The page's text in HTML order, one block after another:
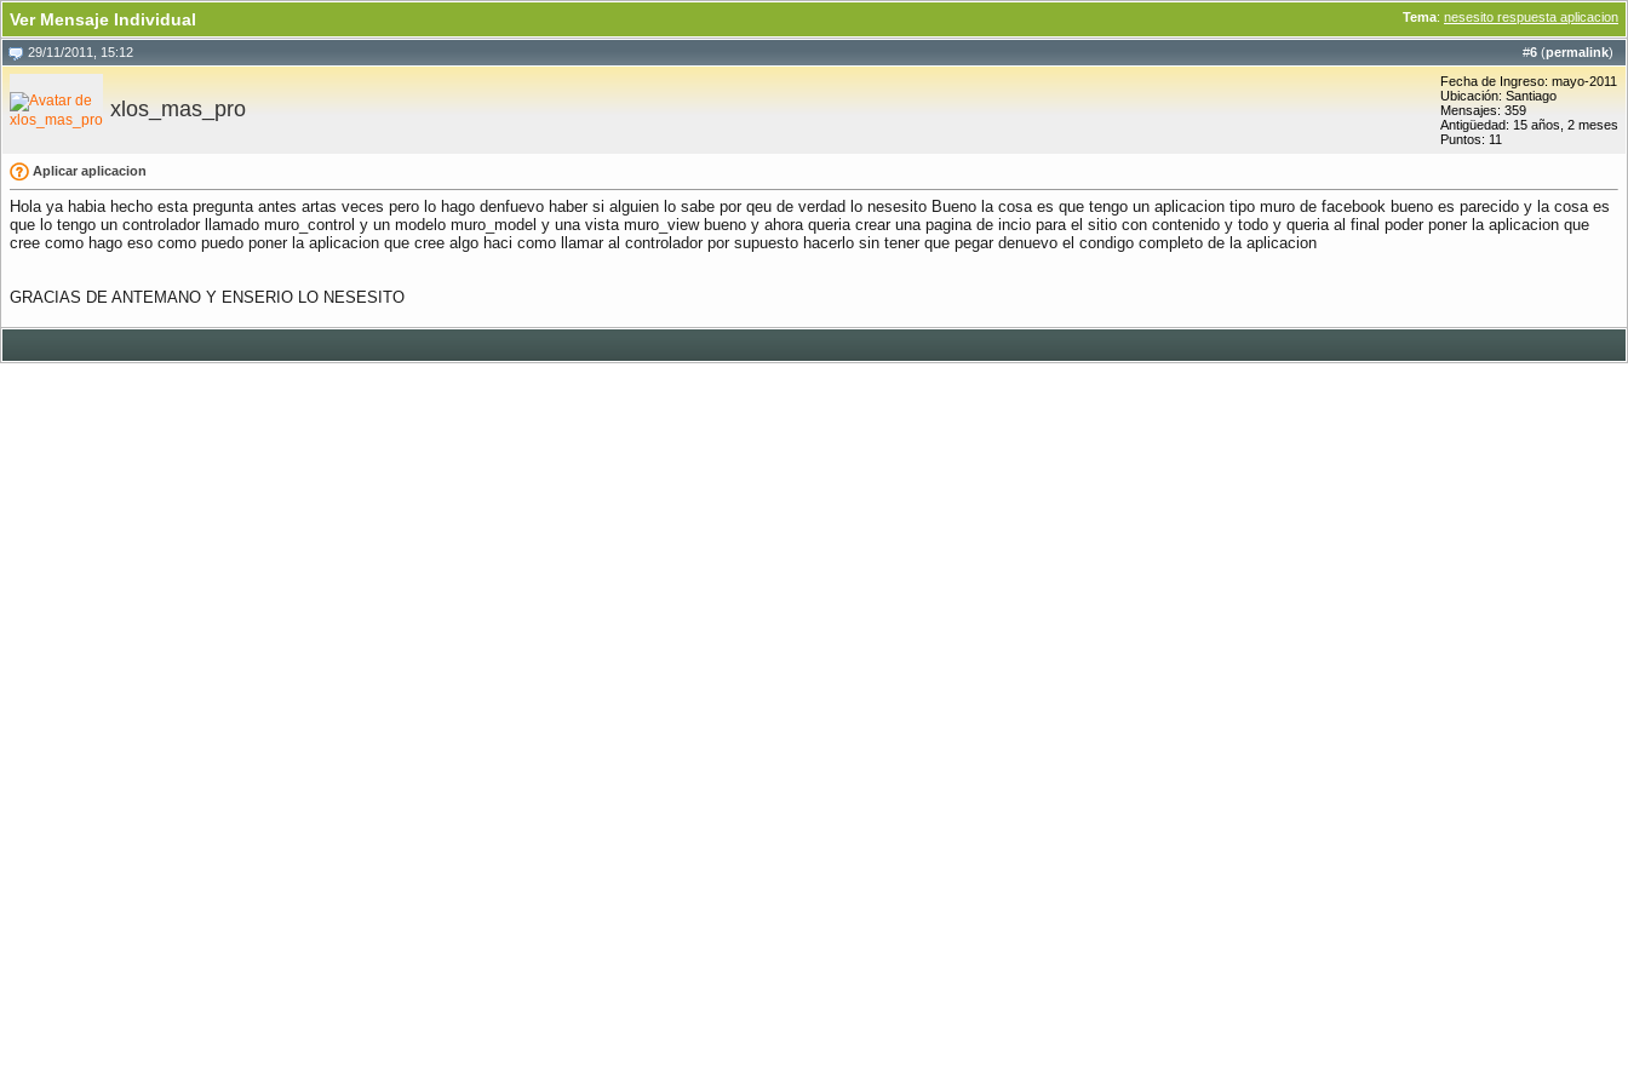
Tema: nesesito respuesta aplicacion
Ver Mensaje Individual
#6 (permalink)
29/11/2011, 15:12
xlos_mas_pro
Fecha de Ingreso: mayo-2011
Ubicación: Santiago
Mensajes: 359
Antigüedad: 15 años, 2 meses
Puntos: 11
Aplicar aplicacion
Hola ya habia hecho esta pregunta antes artas veces pero lo hago denfuevo haber si alguien lo sabe por qeu de verdad lo nesesito Bueno la cosa es que tengo un aplicacion tipo muro de facebook bueno es parecido y la cosa es
que lo tengo un controlador llamado muro_control y un modelo muro_model y una vista muro_view bueno y ahora queria crear una pagina de incio para el sitio con contenido y todo y queria al final poder poner la aplicacion que
cree como hago eso como puedo poner la aplicacion que cree algo haci como llamar al controlador por supuesto hacerlo sin tener que pegar denuevo el condigo completo de la aplicacion
GRACIAS DE ANTEMANO Y ENSERIO LO NESESITO